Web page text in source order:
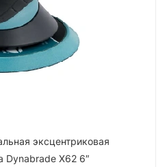
эксцентриковая
X62 6″